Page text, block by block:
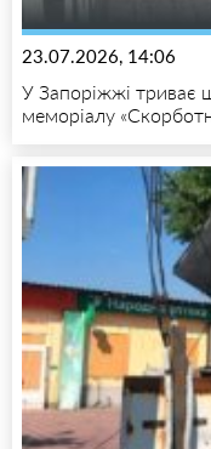
23.07.2026, 14:06
У Запоріжжі триває
меморіалу